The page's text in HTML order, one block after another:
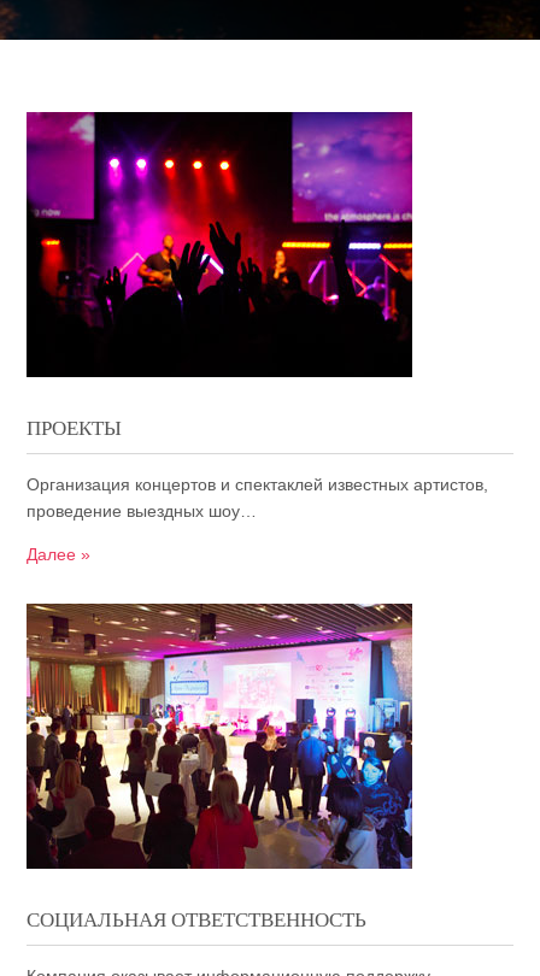
ПРОЕКТЫ
Организация концертов и спектаклей известных артистов,
проведение выездных шоу…
Далее »
СОЦИАЛЬНАЯ ОТВЕТСТВЕННОСТЬ